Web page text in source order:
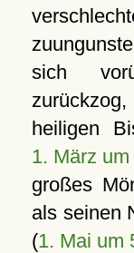
sich
heiligen
1. März
großes
als seinen
(1. Mai um